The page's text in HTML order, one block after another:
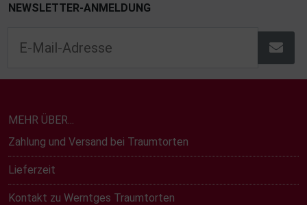
NEWSLETTER-ANMELDUNG
MEHR ÜBER...
Zahlung und Versand bei Traumtorten
Lieferzeit
Kontakt zu Werntges Traumtorten